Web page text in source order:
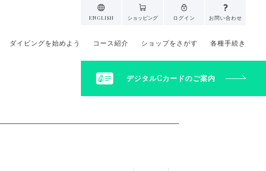
ダイビングを始めよう コース紹介 ショップをさがす 各種手続き
ENGLISH ショッピング ログイン お問い合わせ
デジタルCカードのご案内